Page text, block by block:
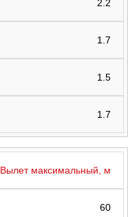
2.2
1.7
1.5
1.7
Вылет максимальный, м
60